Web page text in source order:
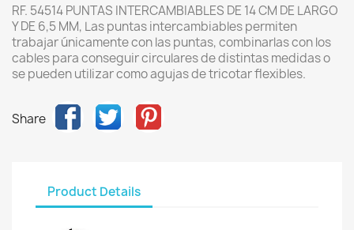
RF. 54514 PUNTAS INTERCAMBIABLES DE 14 CM DE LARGO
Y DE 6,5 MM, Las puntas intercambiables permiten
trabajar únicamente con las puntas, combinarlas con los
cables para conseguir circulares de distintas medidas o
se pueden utilizar como agujas de tricotar flexibles.
Share
Product Details